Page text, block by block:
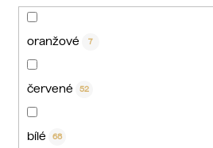
oranžové 7
červené 52
bílé 68